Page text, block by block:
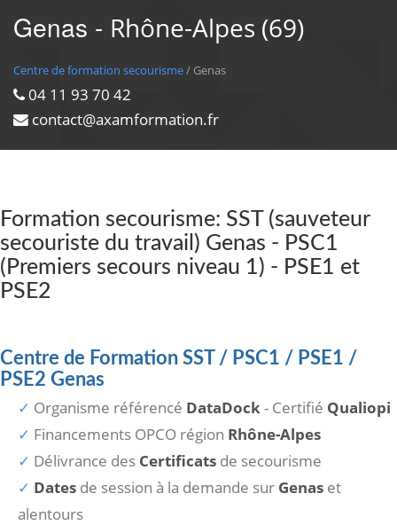
Genas - Rhône-Alpes (69)
Centre de formation secourisme/ Genas
04 11 93 70 42
contact@axamformation.fr
Formation secourisme: SST (sauveteur
secouriste du travail) Genas - PSC1
(Premiers secours niveau 1) - PSE1 et
PSE2
Centre de Formation SST / PSC1 / PSE1 /
PSE2 Genas
Organisme référencé DataDock- Certifié Qualiopi
Financements OPCO région Rhône-Alpes
Délivrance des Certificats de secourisme
Dates de session à la demande sur Genas et
alentours